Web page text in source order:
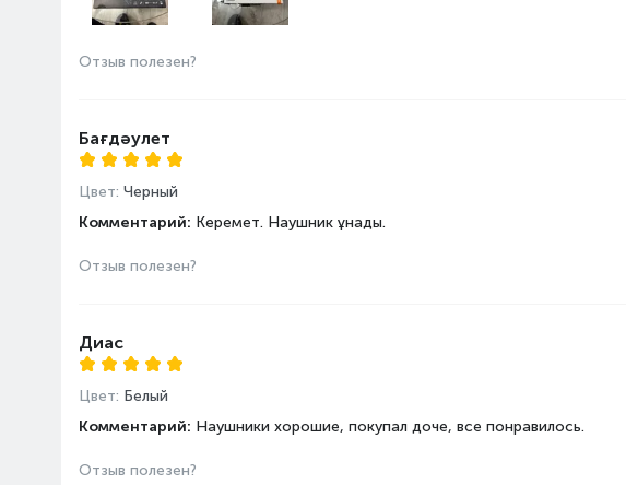
Отзыв полезен?
Бағдәулет
Цвет: Черный
Комментарий: Керемет. Наушник ұнады.
Отзыв полезен?
Диас
Цвет: Белый
Комментарий: Наушники хорошие, покупал доче, все понравилось.
Отзыв полезен?